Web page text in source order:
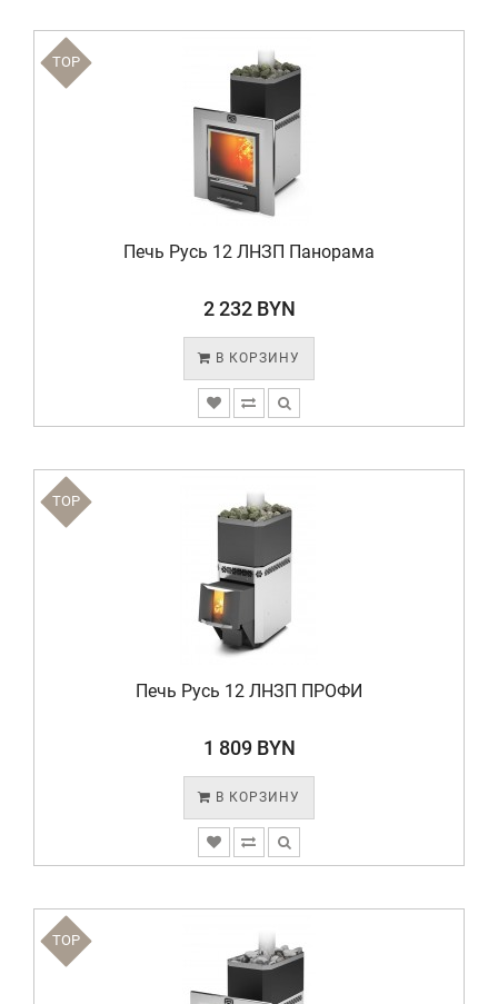
TOP
Печь Русь 12 ЛНЗП Панорама
2 232 BYN
В КОРЗИНУ
TOP
Печь Русь 12 ЛНЗП ПРОФИ
1 809 BYN
В КОРЗИНУ
TOP